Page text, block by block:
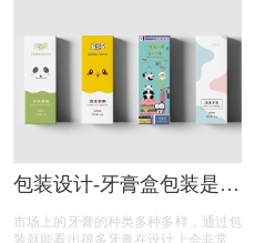
包装设计-牙膏盒包装是如
市场上的牙膏的种类多种多样，通过包
装就能看出很多牙膏在设计上会非常用